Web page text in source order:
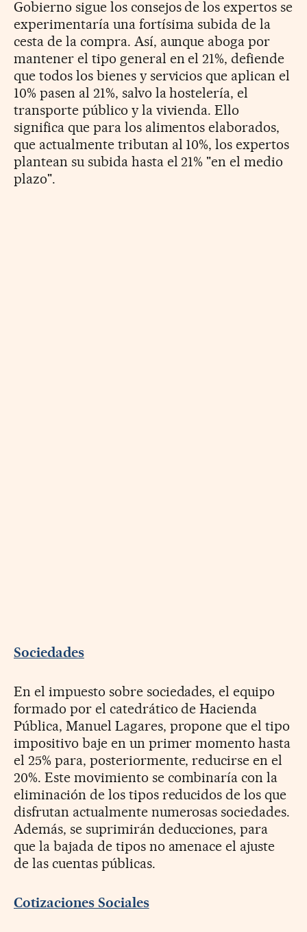
Gobierno sigue los consejos de los expertos se
experimentaría una fortísima subida de la
cesta de la compra. Así, aunque aboga por
mantener el tipo general en el 21%, defiende
que todos los bienes y servicios que aplican el
10% pasen al 21%, salvo la hostelería, el
transporte público y la vivienda. Ello
significa que para los alimentos elaborados,
que actualmente tributan al 10%, los expertos
plantean su subida hasta el 21% "en el medio
plazo".
Sociedades
En el impuesto sobre sociedades, el equipo
formado por el catedrático de Hacienda
Pública, Manuel Lagares, propone que el tipo
impositivo baje en un primer momento hasta
el 25% para, posteriormente, reducirse en el
20%. Este movimiento se combinaría con la
eliminación de los tipos reducidos de los que
disfrutan actualmente numerosas sociedades.
Además, se suprimirán deducciones, para
que la bajada de tipos no amenace el ajuste
de las cuentas públicas.
Cotizaciones Sociales